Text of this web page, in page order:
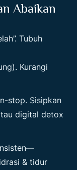
Abaikan
Tubuh
Kurangi
stop. Sisipkan
digital detox
& tidur